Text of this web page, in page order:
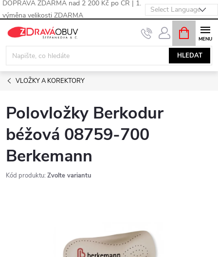
DOPRAVA ZDARMA nad 2 200 Kč po ČR | 1.
výměna velikosti ZDARMA
Přejít
obsah
HLEDAT
NÁKUPNÍ
KOŠÍK
VLOŽKY A KOREKTORY
Polovložky Berkodur
béžová 08759-700
Berkemann
Kód produktu: Zvolte variantu